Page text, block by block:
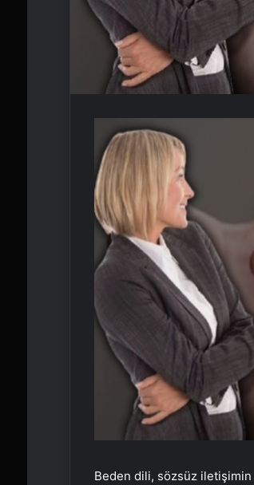
Beden dili, sözsüz iletişimin